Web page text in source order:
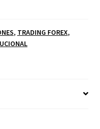
, TRADING FOREX,